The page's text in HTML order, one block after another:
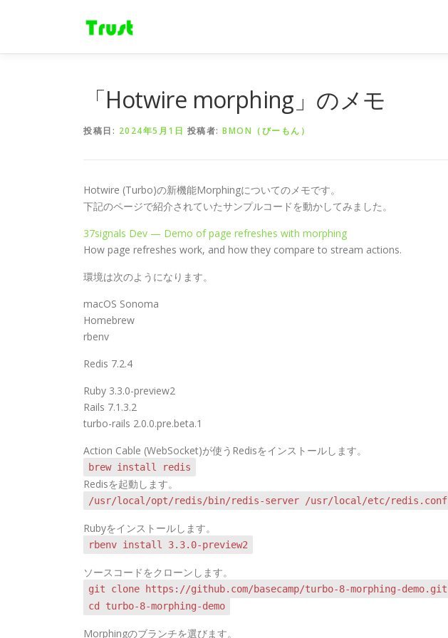
ン
「Hotwire morphing」のメモ
投稿日: 2024年5月1日 投稿者: BMON（びーもん）
Hotwire (Turbo)の新機能Morphingについてのメモです。
下記のページで紹介されていたサンプルコードを動かしてみました。
37signals Dev — Demo of page refreshes with morphing
How page refreshes work, and how they compare to stream actions.
環境は次のようになります。
macOS Sonoma
Homebrew
rbenv
Redis 7.2.4
Ruby 3.3.0-preview2
Rails 7.1.3.2
turbo-rails 2.0.0.pre.beta.1
Action Cable (WebSocket)が使うRedisをインストールします。
brew install redis
Redisを起動します。
/usr/local/opt/redis/bin/redis-server /usr/local/etc/redis.conf
Rubyをインストールします。
rbenv install 3.3.0-preview2
ソースコードをクローンします。
git clone https://github.com/basecamp/turbo-8-morphing-demo.git
cd turbo-8-morphing-demo
Morphingのブランチを選びます。